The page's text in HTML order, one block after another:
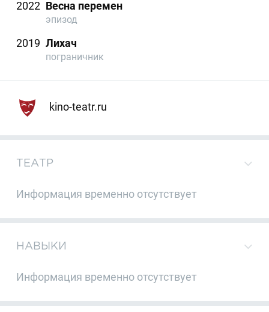
2022 Весна перемен
эпизод
2019 Лихач
пограничник
kino-teatr.ru
ТЕАТР
Информация временно отсутствует
НАВЫКИ
Информация временно отсутствует